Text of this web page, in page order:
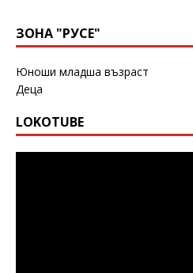
ЗОНА "РУСЕ"
Юноши младша възраст
Деца
LOKOTUBE